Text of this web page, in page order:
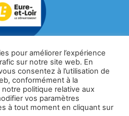
pour améliorer l’expérience
sur notre site web. En
consentez à l’utilisation de
conformément à la
politique relative aux
vos paramètres
à tout moment en cliquant sur